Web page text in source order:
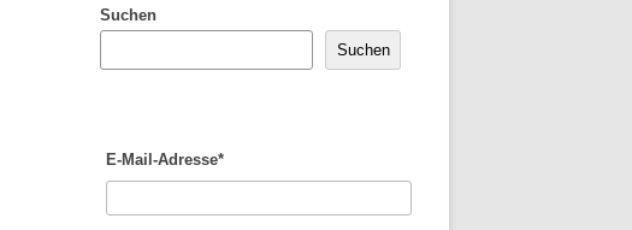
Suchen
Suchen
E-Mail-Adresse*